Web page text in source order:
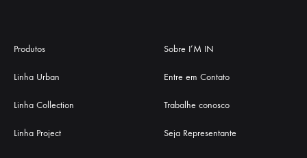
Produtos
Linha Urban
Linha Collection
Linha Project
Sobre I’M IN
Entre em Contato
Trabalhe conosco
Seja Representante